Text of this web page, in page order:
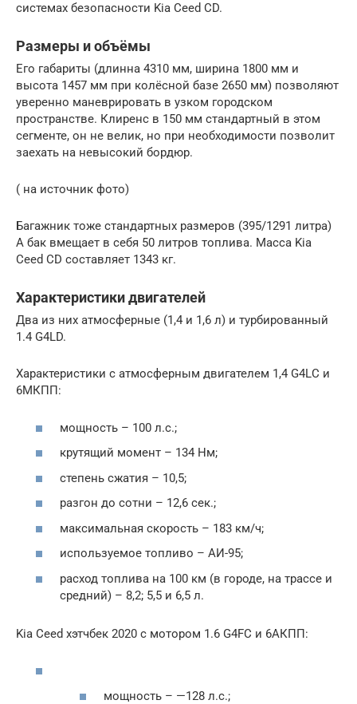
системах безопасности Kia Ceed CD.
Размеры и объёмы
Его габариты (длинна 4310 мм, ширина 1800 мм и
высота 1457 мм при колёсной базе 2650 мм) позволяют
уверенно маневрировать в узком городском
пространстве. Клиренс в 150 мм стандартный в этом
сегменте, он не велик, но при необходимости позволит
заехать на невысокий бордюр.
( на источник фото)
Багажник тоже стандартных размеров (395/1291 литра)
А бак вмещает в себя 50 литров топлива. Масса Kia
Ceed CD составляет 1343 кг.
Характеристики двигателей
Два из них атмосферные (1,4 и 1,6 л) и турбированный
1.4 G4LD.
Характеристики с атмосферным двигателем 1,4 G4LC и
6МКПП:
мощность – 100 л.с.;
крутящий момент – 134 Нм;
степень сжатия – 10,5;
разгон до сотни – 12,6 сек.;
максимальная скорость – 183 км/ч;
используемое топливо – АИ-95;
расход топлива на 100 км (в городе, на трассе и
средний) – 8,2; 5,5 и 6,5 л.
Kia Ceed хэтчбек 2020 с мотором 1.6 G4FC и 6АКПП:
мощность – —128 л.с.;